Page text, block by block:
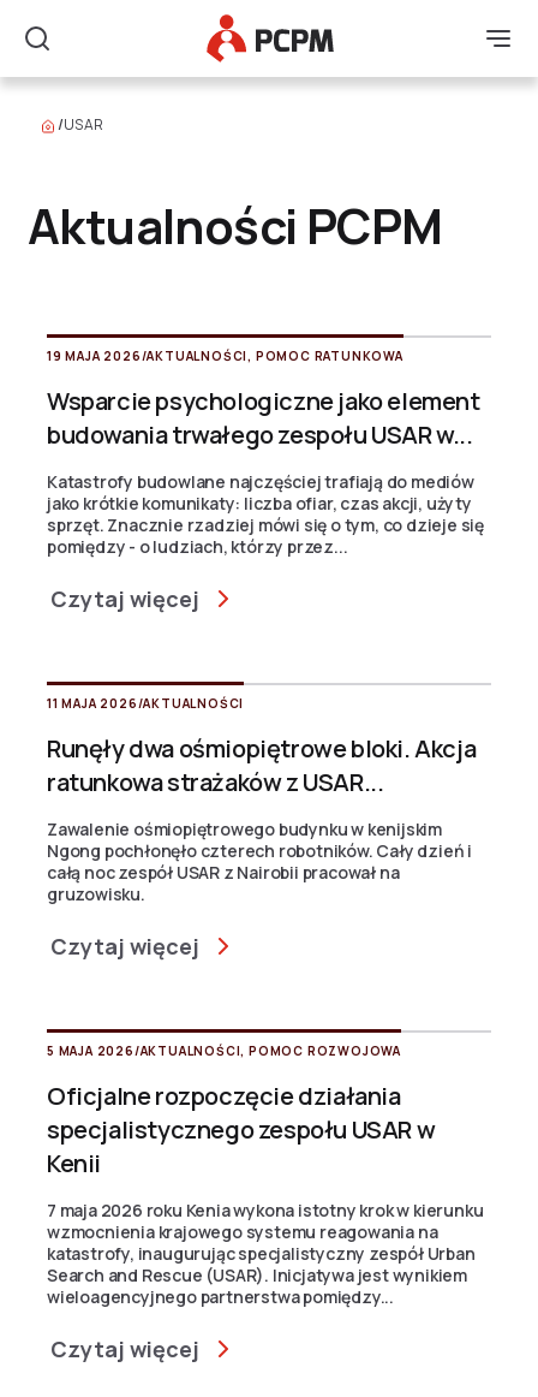
Szukaj
Główne Logo
/USAR
Aktualności PCPM
19 MAJA 2026 /AKTUALNOŚCI , POMOC RATUNKOWA
Wsparcie psychologiczne jako element
budowania trwałego zespołu USAR w...
Katastrofy budowlane najczęściej trafiają do mediów
jako krótkie komunikaty: liczba ofiar, czas akcji, użyty
sprzęt. Znacznie rzadziej mówi się o tym, co dzieje się
pomiędzy - o ludziach, którzy przez...
Czytaj więcej
11 MAJA 2026 /AKTUALNOŚCI
Runęły dwa ośmiopiętrowe bloki. Akcja
ratunkowa strażaków z USAR...
Zawalenie ośmiopiętrowego budynku w kenijskim
Ngong pochłonęło czterech robotników. Cały dzień i
całą noc zespół USAR z Nairobii pracował na
gruzowisku.
Czytaj więcej
5 MAJA 2026 /AKTUALNOŚCI,POMOC ROZWOJOWA
Oficjalne rozpoczęcie działania
specjalistycznego zespołu USAR w
Kenii
7 maja 2026 roku Kenia wykona istotny krok w kierunku
wzmocnienia krajowego systemu reagowania na
katastrofy, inaugurując specjalistyczny zespół Urban
Search and Rescue (USAR). Inicjatywa jest wynikiem
wieloagencyjnego partnerstwa pomiędzy...
Czytaj więcej